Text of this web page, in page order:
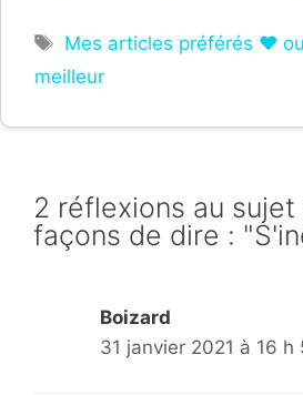
Étiquettes
Mes articles préférés ❤
meilleur
2 réflexions au sujet
façons de dire :
Boizard
31 janvier 2021 à 16 h